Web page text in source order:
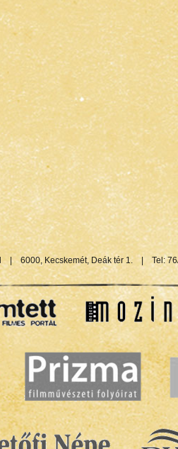
| 6000, Kecskemét, Deák tér 1. Tel: